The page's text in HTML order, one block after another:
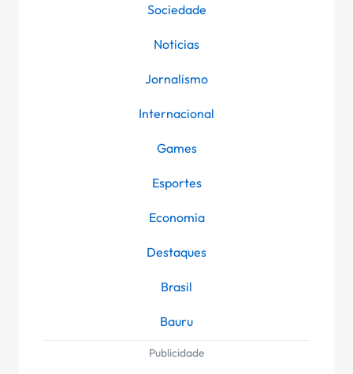
Sociedade
Noticias
Jornalismo
Internacional
Games
Esportes
Economia
Destaques
Brasil
Bauru
Publicidade